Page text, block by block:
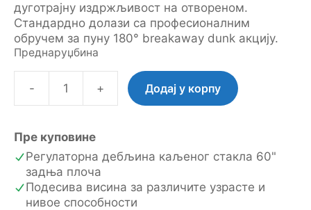
дуготрајну издржљивост на отвореном.
Стандардно долази са професионалним
обручем за пуну 180° breakaway dunk акцију.
Преднаруџбина
-
MegaSlam
60
+ Додај у корпу
Пре куповине
Регулаторна дебљина каљеног стакла 60"
задња плоча
Подесива висина за различите узрасте и
нивое способности